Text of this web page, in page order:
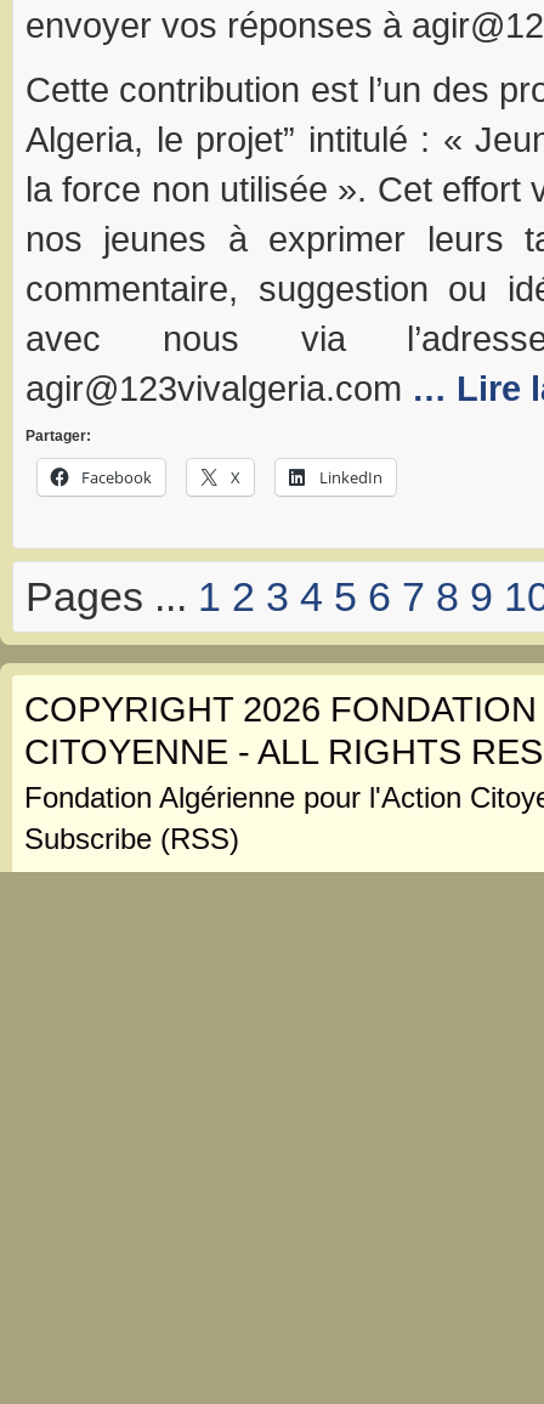
envoyer vos réponses à
Cette contribution est l’un des
Algeria, le projet” intitulé : «
la force non utilisée ». Cet effort
nos jeunes à exprimer leurs
commentaire, suggestion ou
avec nous via
agir@123vivalgeria.com … Lire
Partager:
Facebook X LinkedIn
Pages ... 1 2 3 4 5 6 7 8 9
COPYRIGHT 2026
CITOYENNE - ALL RIGHTS
Fondation Algérienne pour l'Action
Subscribe (RSS)